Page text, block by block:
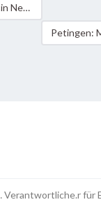
Lëtzebuerg ASBL
für